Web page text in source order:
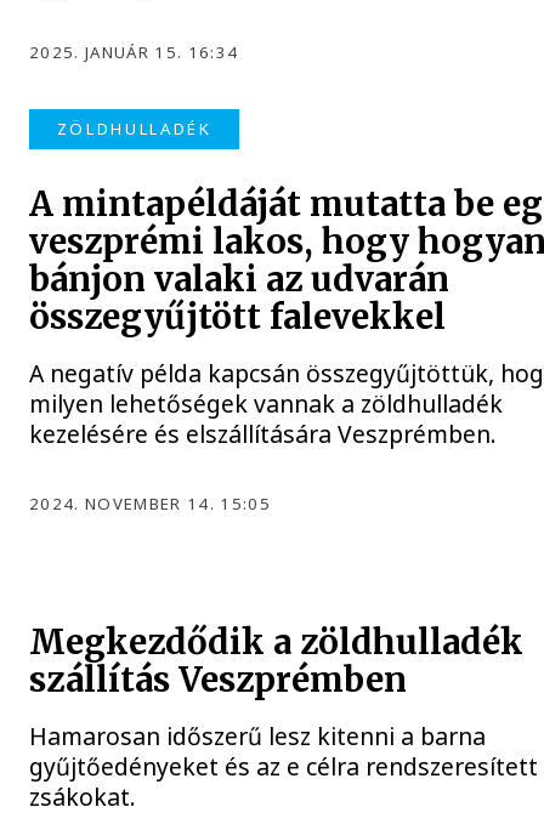
2025. JANUÁR 15. 16:34
ZÖLDHULLADÉK
A mintapéldáját mutatta be
veszprémi lakos, hogy
bánjon valaki az udvarán
összegyűjtött falevekkel
A negatív példa kapcsán összegyűjtöttük,
milyen lehetőségek vannak a zöldhulladék
kezelésére és elszállítására Veszprémben.
2024. NOVEMBER 14. 15:05
Megkezdődik a zöldhulladék
szállítás Veszprémben
Hamarosan időszerű lesz kitenni a barna
gyűjtőedényeket és az e célra rendszeresített
zsákokat.